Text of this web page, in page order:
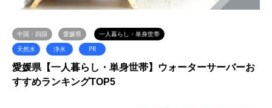
中国・四国 愛媛県
一人暮らし・単身世帯
天然水
浄水 PR
愛媛県【一人暮らし・単身世帯】ウォーターサーバーお
すすめランキングTOP5